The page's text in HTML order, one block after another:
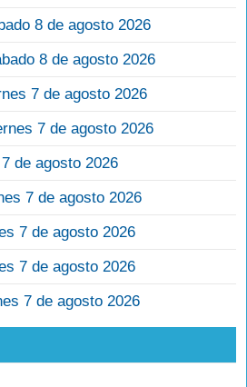
8 de agosto 2026
8 de agosto 2026
7 de agosto 2026
7 de agosto 2026
de agosto 2026
7 de agosto 2026
7 de agosto 2026
7 de agosto 2026
7 de agosto 2026